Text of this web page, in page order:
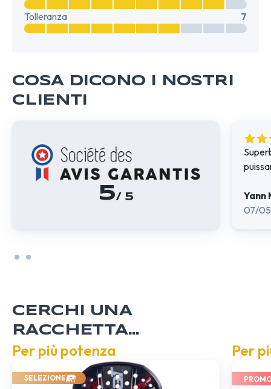
Tolleranza
7
COSA DICONO I NOSTRI
CLIENTI
5/ 5
Yann
07/
CERCHI UNA
RACCHETTA...
Per più potenza
SELEZIONE
Per